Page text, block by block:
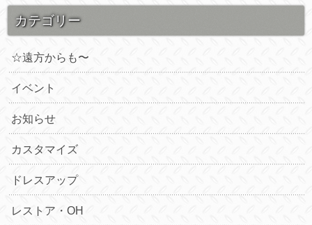
カテゴリー
☆遠方からも〜
イベント
お知らせ
カスタマイズ
ドレスアップ
レストア・OH